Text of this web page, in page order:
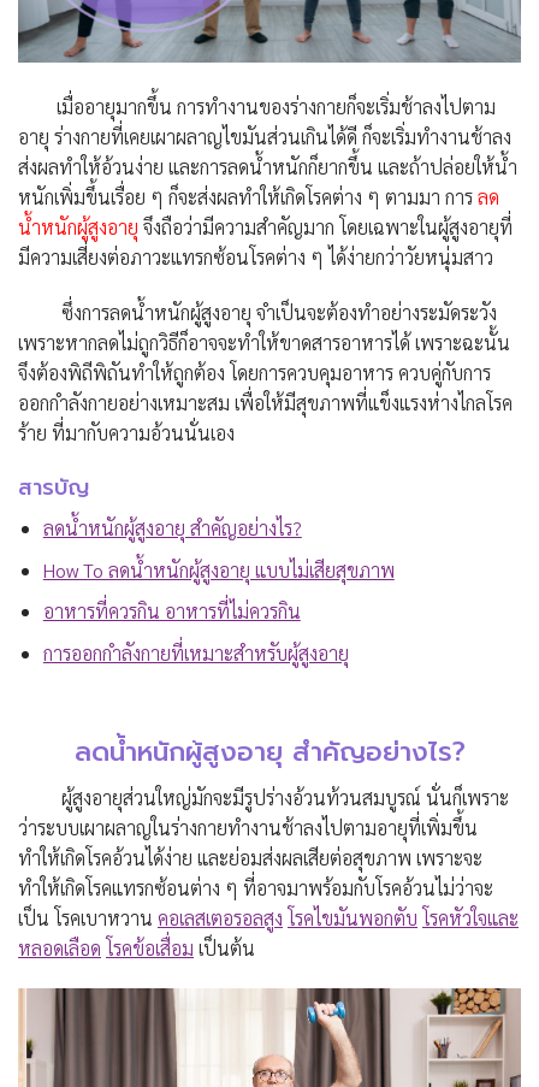
เมื่ออายุมากขึ้น การทำงานของร่างกายก็จะเริ่มช้าลงไปตาม
อายุ ร่างกายที่เคยเผาผลาญไขมันส่วนเกินได้ดี ก็จะเริ่มทำงานช้าลง
ส่งผลทำให้อ้วนง่าย และการลดน้ำหนักก็ยากขึ้น และถ้าปล่อยให้น้ำ
หนักเพิ่มขึ้นเรื่อย ๆ ก็จะส่งผลทำให้เกิดโรคต่าง ๆ ตามมา การลด
น้ำหนักผู้สูงอายุ จึงถือว่ามีความสำคัญมาก โดยเฉพาะในผู้สูงอายุที่
มีความเสี่ยงต่อภาวะแทรกซ้อนโรคต่าง ๆ ได้ง่ายกว่าวัยหนุ่มสาว
ซึ่งการลดน้ำหนักผู้สูงอายุ จำเป็นจะต้องทำอย่างระมัดระวัง
เพราะหากลดไม่ถูกวิธีก็อาจจะทำให้ขาดสารอาหารได้ เพราะฉะนั้น
จึงต้องพิถีพิถันทำให้ถูกต้อง โดยการควบคุมอาหาร ควบคู่กับการ
ออกกำลังกายอย่างเหมาะสม เพื่อให้มีสุขภาพที่แข็งแรงห่างไกลโรค
ร้าย ที่มากับความอ้วนนั่นเอง
สารบัญ
ลดน้ำหนักผู้สูงอายุ สำคัญอย่างไร?
How To ลดน้ำหนักผู้สูงอายุ แบบไม่เสียสุขภาพ
อาหารที่ควรกิน อาหารที่ไม่ควรกิน
การออกกำลังกายที่เหมาะสำหรับผู้สูงอายุ
ลดน้ำหนักผู้สูงอายุ สำคัญอย่างไร?
ผู้สูงอายุส่วนใหญ่มักจะมีรูปร่างอ้วนท้วนสมบูรณ์ นั่นก็เพราะ
ว่าระบบเผาผลาญในร่างกายทำงานช้าลงไปตามอายุที่เพิ่มขึ้น
ทำให้เกิดโรคอ้วนได้ง่าย และย่อมส่งผลเสียต่อสุขภาพ เพราะจะ
ทำให้เกิดโรคแทรกซ้อนต่าง ๆ ที่อาจมาพร้อมกับโรคอ้วนไม่ว่าจะ
เป็น โรคเบาหวาน คอเลสเตอรอลสูง โรคไขมันพอกตับ โรคหัวใจและ
หลอดเลือด โรคข้อเสื่อม เป็นต้น